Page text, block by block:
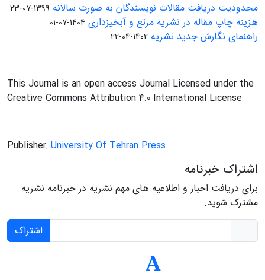
محدودیت دریافت مقالات نویسندگان به صورت سالانه 1399-07-23
هزینه چاپ مقاله در نشریه مرتع و آبخیزداری 1404-07-01
راهنمای نگارش جدید نشریه 1402-04-22
This Journal is an open access Journal Licensed under the
Creative Commons Attribution 4.0 International License
Publisher: University Of Tehran Press
اشتراک خبرنامه
برای دریافت اخبار و اطلاعیه های مهم نشریه در خبرنامه نشریه
مشترک شوید.
اشتراک